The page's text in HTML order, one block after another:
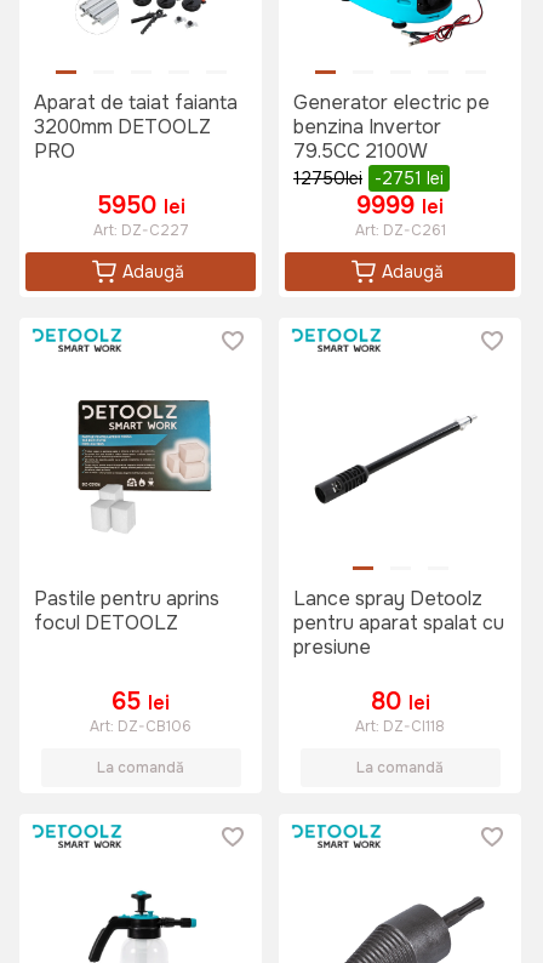
Aparat de taiat faianta
3200mm DETOOLZ
PRO
5950 lei
Art: DZ-C227
Adaugă
Generator electric pe
benzina Invertor
79.5CC 2100W
12750lei -2751 lei
9999 lei
Art: DZ-C261
Adaugă
Pastile pentru aprins
focul DETOOLZ
65 lei
Art: DZ-CB106
La comandă
Lance spray Detoolz
pentru aparat spalat cu
presiune
80 lei
Art: DZ-CI118
La comandă